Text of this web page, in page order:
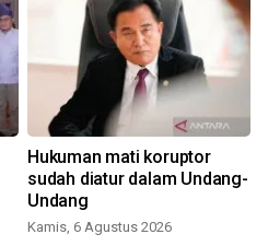
Hukuman mati koruptor
sudah diatur dalam Undang-
Undang
Kamis, 6 Agustus 2026